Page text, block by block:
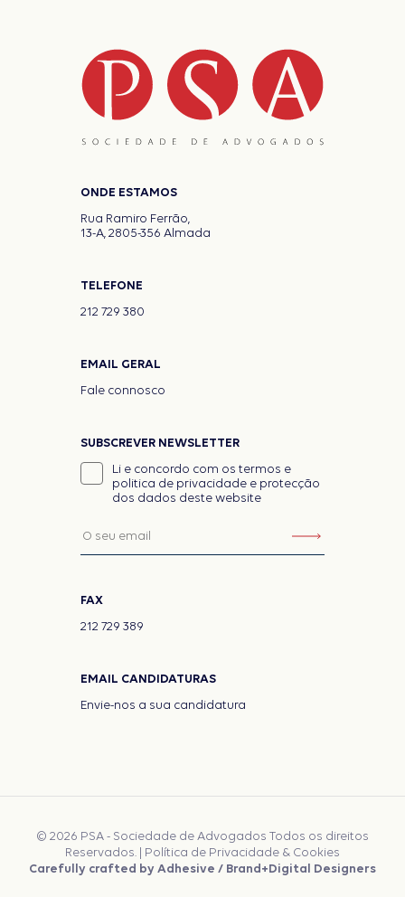
ONDE ESTAMOS
Rua Ramiro Ferrão,
13-A, 2805-356 Almada
TELEFONE
212 729 380
EMAIL GERAL
Fale connosco
SUBSCREVER NEWSLETTER
Li e concordo com os termos e
politica de privacidade e protecção
dos dados deste website
FAX
212 729 389
EMAIL CANDIDATURAS
Envie-nos a sua candidatura
© 2026 PSA - Sociedade de Advogados Todos os direitos
Reservados. |
Política de Privacidade & Cookies
Carefully crafted by Adhesive / Brand+Digital Designers